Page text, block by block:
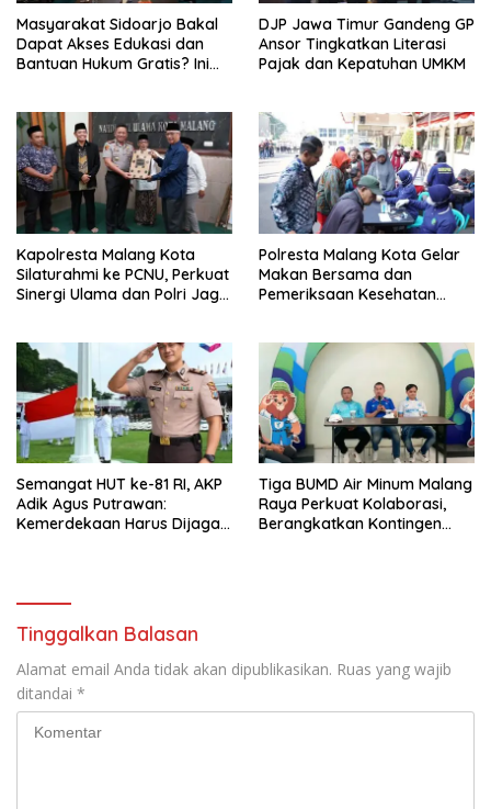
Masyarakat Sidoarjo Bakal
Dapat Akses Edukasi dan
Bantuan Hukum Gratis? Ini
DJP Jawa Timur Gandeng GP
Ansor Tingkatkan Literasi
Pajak dan Kepatuhan UMKM
Kapolresta Malang Kota
Silaturahmi ke PCNU, Perkuat
Sinergi Ulama dan Polri Jaga
Polresta Malang Kota Gelar
Makan Bersama dan
Pemeriksaan Kesehatan
Semangat HUT ke-81 RI, AKP
Adik Agus Putrawan:
Kemerdekaan Harus Dijaga
Tiga BUMD Air Minum Malang
Raya Perkuat Kolaborasi,
Berangkatkan Kontingen
Tinggalkan Balasan
Alamat email Anda tidak akan dipublikasikan. Ruas yang wajib
ditandai *